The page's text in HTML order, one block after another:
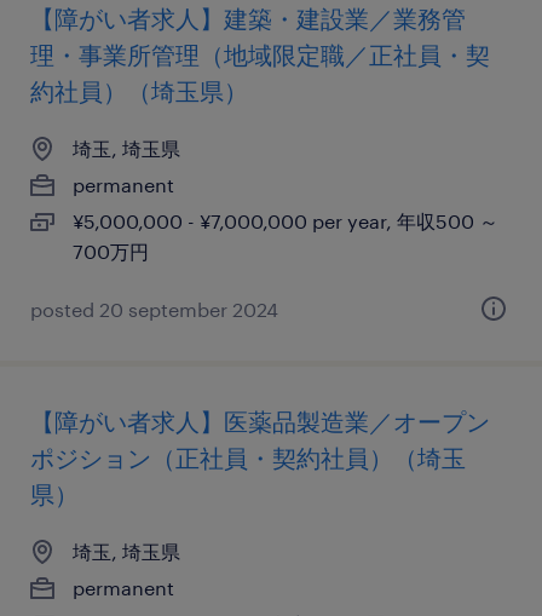
【障がい者求人】建築・建設業／業務管
理・事業所管理（地域限定職／正社員・契
約社員）（埼玉県）
埼玉, 埼玉県
permanent
¥5,000,000 - ¥7,000,000 per year, 年収500 ～
700万円
posted 20 september 2024
【障がい者求人】医薬品製造業／オープン
ポジション（正社員・契約社員）（埼玉
県）
埼玉, 埼玉県
permanent